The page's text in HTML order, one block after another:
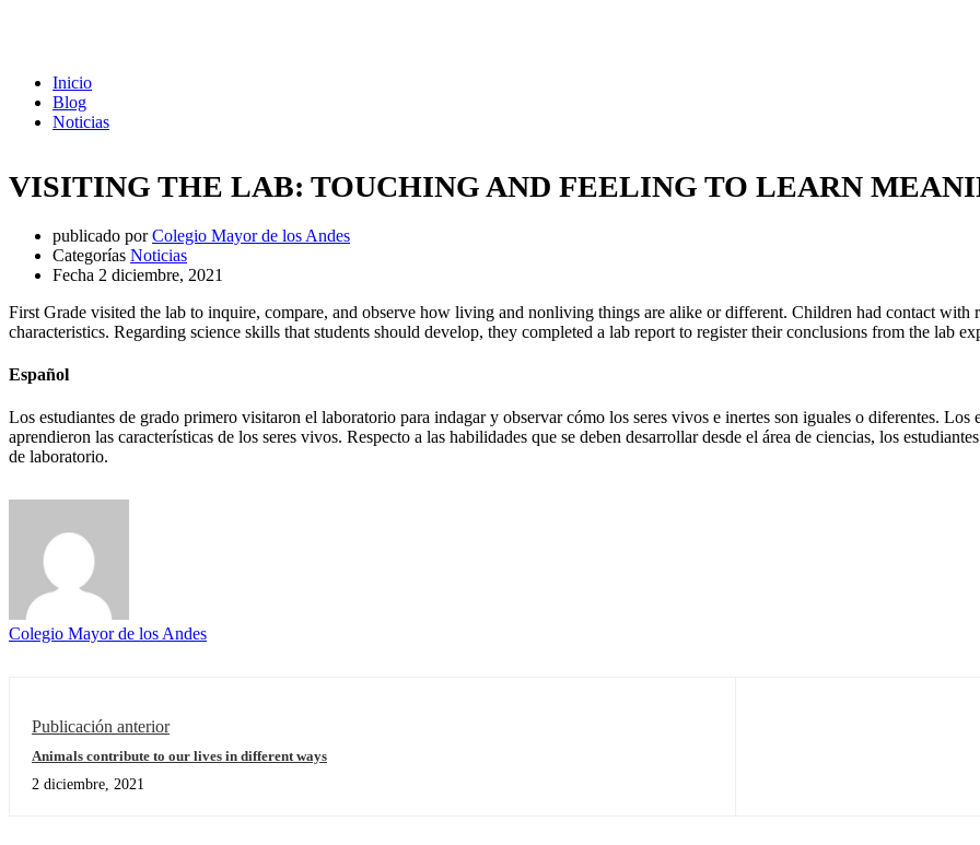
Inicio
Blog
Noticias
VISITING THE LAB: TOUCHING AND FEELING TO LEARN
publicado por Colegio Mayor de los Andes
Categorías Noticias
Fecha 2 diciembre, 2021
First Grade visited the lab to inquire, compare, and observe how living and nonliving things are alike or different. Children had contact with
characteristics. Regarding science skills that students should develop, they completed a lab report to register their conclusions from the lab
Español
Los estudiantes de grado primero visitaron el laboratorio para indagar y observar cómo los seres vivos e inertes son iguales o diferentes.
aprendieron las características de los seres vivos. Respecto a las habilidades que se deben desarrollar desde el área de ciencias, los
de laboratorio.
Colegio Mayor de los Andes
Publicación anterior
Animals contribute to our lives in different ways
2 diciembre, 2021